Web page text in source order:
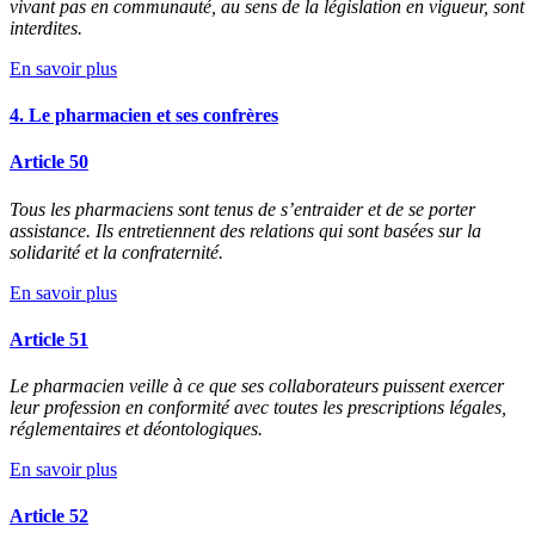
vivant pas en communauté, au sens de la législation en vigueur, sont
interdites.
En savoir plus
4. Le pharmacien et ses confrères
Article 50
Tous les pharmaciens sont tenus de s’entraider et de se porter
assistance. Ils entretiennent des relations qui sont basées sur la
solidarité et la confraternité.
En savoir plus
Article 51
Le pharmacien veille à ce que ses collaborateurs puissent exercer
leur profession en conformité avec toutes les prescriptions légales,
réglementaires et déontologiques.
En savoir plus
Article 52